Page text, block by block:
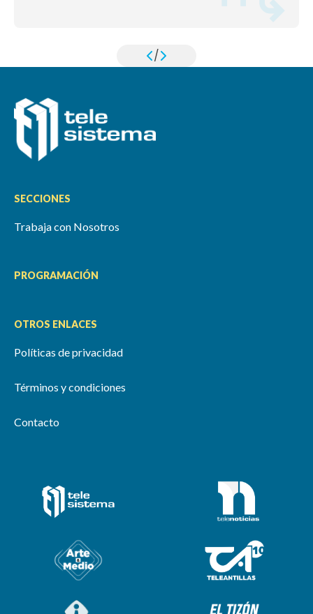
/
SECCIONES
Trabaja con Nosotros
PROGRAMACIÓN
OTROS ENLACES
Políticas de privacidad
Términos y condiciones
Contacto